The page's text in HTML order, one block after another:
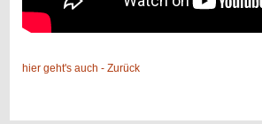
hier geht's auch - Zurück